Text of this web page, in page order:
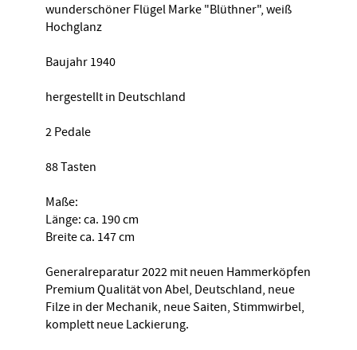
wunderschöner Flügel Marke "Blüthner", weiß
Hochglanz
Baujahr 1940
hergestellt in Deutschland
2 Pedale
88 Tasten
Maße:
Länge: ca. 190 cm
Breite ca. 147 cm
Generalreparatur 2022 mit neuen Hammerköpfen
Premium Qualität von Abel, Deutschland, neue
Filze in der Mechanik, neue Saiten, Stimmwirbel,
komplett neue Lackierung.